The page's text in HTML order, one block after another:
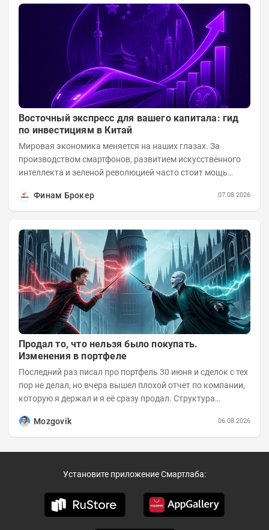
Восточный экспресс для вашего капитала: гид
по инвестициям в Китай
Мировая экономика меняется на наших глазах. За
производством смартфонов, развитием искусственного
интеллекта и зеленой революцией часто стоит мощь
Финам Брокер
07.08.2026
Продал то, что нельзя было покупать.
Изменения в портфеле
Последний раз писал про портфель 30 июня и сделок с тех
пор не делал, но вчера вышел плохой отчет по компании,
которую я держал и я её сразу продал. Структура
Mozgovik
06.08.2026
Установите приложение Смартлаба: